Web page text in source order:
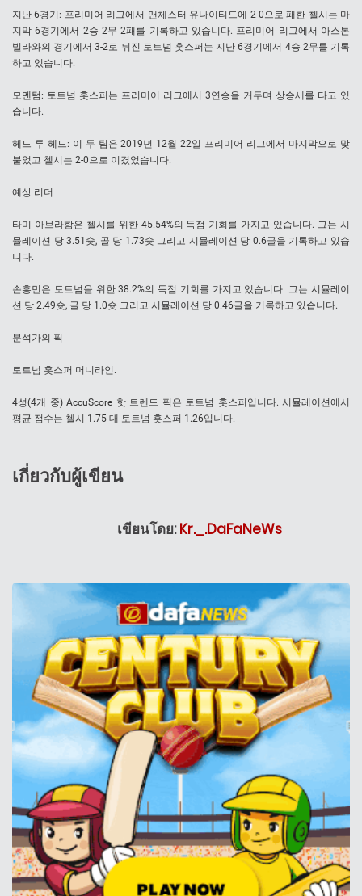
지난 6경기: 프리미어 리그에서 맨체스터 유나이티드에 2-0으로 패한 첼시는 마
지막 6경기에서 2승 2무 2패를 기록하고 있습니다. 프리미어 리그에서 아스톤
빌라와의 경기에서 3-2로 뒤진 토트넘 홋스퍼는 지난 6경기에서 4승 2무를 기록
하고 있습니다.
모멘텀: 토트넘 홋스퍼는 프리미어 리그에서 3연승을 거두며 상승세를 타고 있
습니다.
헤드 투 헤드: 이 두 팀은 2019년 12월 22일 프리미어 리그에서 마지막으로 맞
붙었고 첼시는 2-0으로 이겼었습니다.
예상 리더
타미 아브라함은 첼시를 위한 45.54%의 득점 기회를 가지고 있습니다. 그는 시
뮬레이션 당 3.51슛, 골 당 1.73슛 그리고 시뮬레이션 당 0.6골을 기록하고 있습
니다.
손흥민은 토트넘을 위한 38.2%의 득점 기회를 가지고 있습니다. 그는 시뮬레이
션 당 2.49슛, 골 당 1.0슛 그리고 시뮬레이션 당 0.46골을 기록하고 있습니다.
분석가의 픽
토트넘 홋스퍼 머니라인.
4성(4개 중) AccuScore 핫 트렌드 픽은 토트넘 홋스퍼입니다. 시뮬레이션에서
평균 점수는 첼시 1.75 대 토트넘 홋스퍼 1.26입니다.
เกี่ยวกับผู้เขียน
เขียนโดย:Kr._.DaFaNeWs